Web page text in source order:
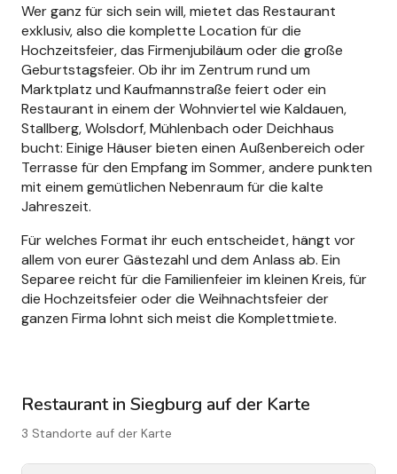
Wer ganz für sich sein will, mietet das Restaurant
exklusiv, also die komplette Location für die
Hochzeitsfeier, das Firmenjubiläum oder die große
Geburtstagsfeier. Ob ihr im Zentrum rund um
Marktplatz und Kaufmannstraße feiert oder ein
Restaurant in einem der Wohnviertel wie Kaldauen,
Stallberg, Wolsdorf, Mühlenbach oder Deichhaus
bucht: Einige Häuser bieten einen Außenbereich oder
Terrasse für den Empfang im Sommer, andere punkten
mit einem gemütlichen Nebenraum für die kalte
Jahreszeit.
Für welches Format ihr euch entscheidet, hängt vor
allem von eurer Gästezahl und dem Anlass ab. Ein
Separee reicht für die Familienfeier im kleinen Kreis, für
die Hochzeitsfeier oder die Weihnachtsfeier der
ganzen Firma lohnt sich meist die Komplettmiete.
Restaurant in Siegburg auf der Karte
3 Standorte auf der Karte